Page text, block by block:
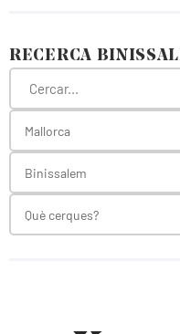
RECERCA
Mallorca
Binissalem
Què cerques?